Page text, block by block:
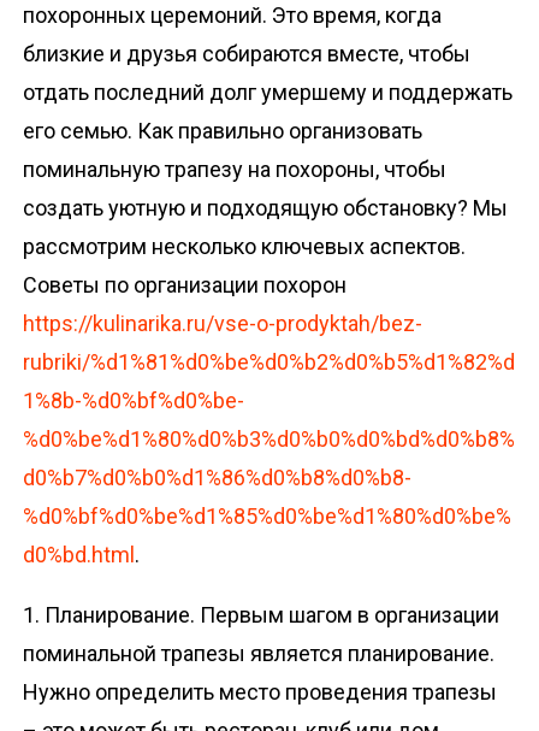
похоронных церемоний. Это время, когда
близкие и друзья собираются вместе, чтобы
отдать последний долг умершему и поддержать
его семью. Как правильно организовать
поминальную трапезу на похороны, чтобы
создать уютную и подходящую обстановку? Мы
рассмотрим несколько ключевых аспектов.
Советы по организации похорон
https://kulinarika.ru/vse-o-prodyktah/bez-
rubriki/%d1%81%d0%be%d0%b2%d0%b5%d1%82%d
1%8b-%d0%bf%d0%be-
%d0%be%d1%80%d0%b3%d0%b0%d0%bd%d0%b8%
d0%b7%d0%b0%d1%86%d0%b8%d0%b8-
%d0%bf%d0%be%d1%85%d0%be%d1%80%d0%be%
d0%bd.html.
1. Планирование. Первым шагом в организации
поминальной трапезы является планирование.
Нужно определить место проведения трапезы